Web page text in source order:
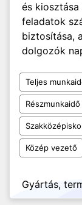
és
feladatok
biztosítása,
dolgozók
Teljes
Közép vezető
Gyártás,